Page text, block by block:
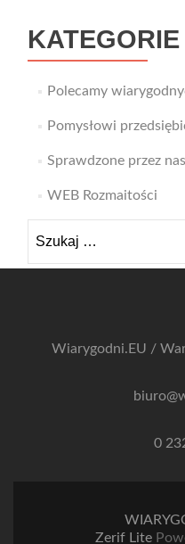
KATEGORIE
Polecamy
Pomysłowi
Sprawdzone przez nas
WEB Rozmaitości
Wiarygodni.EU /
0
Zerif Lite